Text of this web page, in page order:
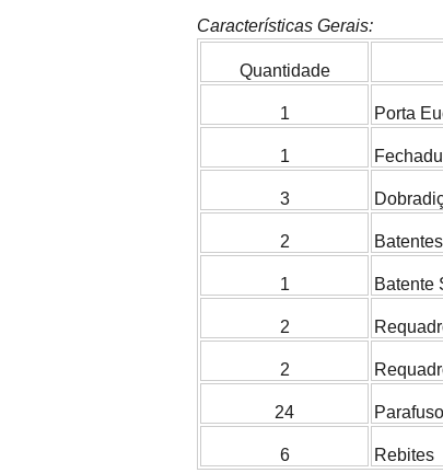
Características Gerais:
Quantidade
1 Porta
1
3
2
1 Batente
2
2
24
6 Rebites